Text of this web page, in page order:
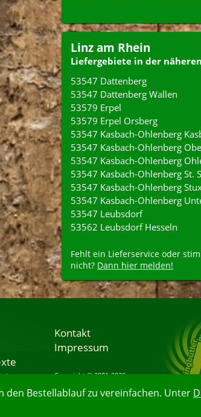
Bestellablauf zu vereinfachen. Unter
Linz am Rhein
Liefergebiete in der
53547 Dattenberg
53547 Dattenberg Wallen
53579 Erpel
53579 Erpel Orsberg
53547 Kasbach-Ohlenberg
53547 Kasbach-Ohlenberg
53547 Kasbach-Ohlenberg
53547 Kasbach-Ohlenberg St.
53547 Kasbach-Ohlenberg
53547 Kasbach-Ohlenberg
53547 Leubsdorf
53562 Leubsdorf Hesseln
Fehlt ein Lieferservice oder
nicht? Dann hier melden!
Kontakt
Impressum
Copyright © 2001-2026
07.08.2026 16:16:48